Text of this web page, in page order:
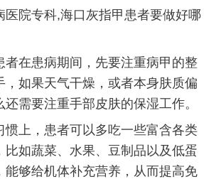
院专科,海口灰指甲患者要做好哪
患病期间，先要注重病甲的整
，如果天气干燥，或者本身肤质偏
需要注重手部皮肤的保湿工作。
，患者可以多吃一些富含各类
比如蔬菜、水果、豆制品以及低蛋
能够给机体补充营养，从而提高免